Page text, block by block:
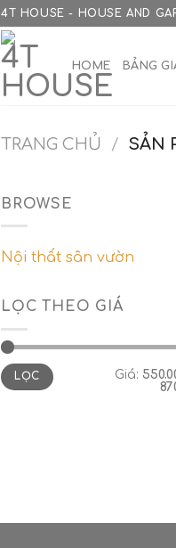
4T HOUSE - HOUSE AND
HOME BẢNG
TRANG CHỦ / SẢN
BROWSE
Nội thất sân vườn
LỌC THEO GIÁ
Giá
tối
thiểu
Giá
tối
đa
LỌC Giá: